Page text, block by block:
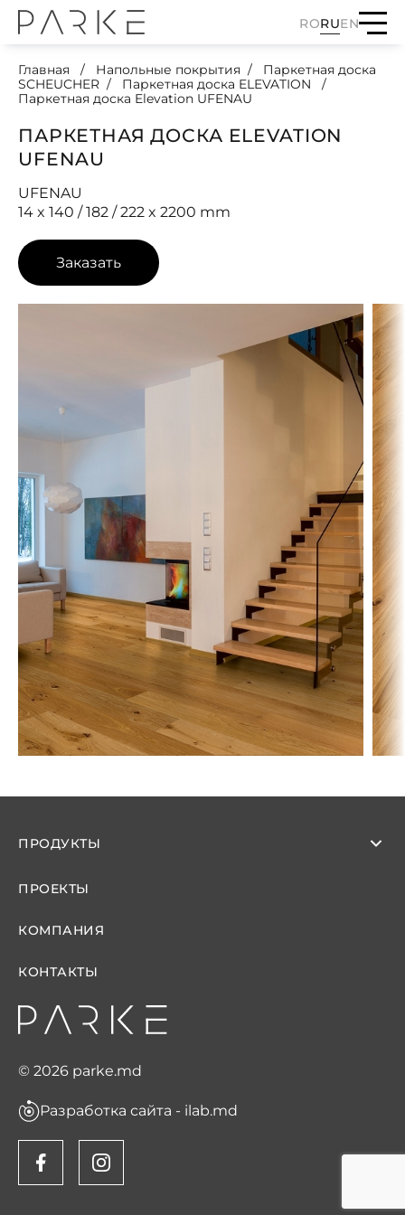
RORUEN
Главная Напольные покрытия
Паркетная доска
SCHEUCHER
Паркетная доска ELEVATION
Паркетная доска Elevation UFENAU
ПАРКЕТНАЯ ДОСКА ELEVATION
UFENAU
UFENAU
14 x 140 / 182 / 222 x 2200 mm
Заказать
© 2026 parke.md
Разработка сайта - ilab.md
ПРОДУКТЫ
ПРОЕКТЫ
КОМПАНИЯ
КОНТАКТЫ